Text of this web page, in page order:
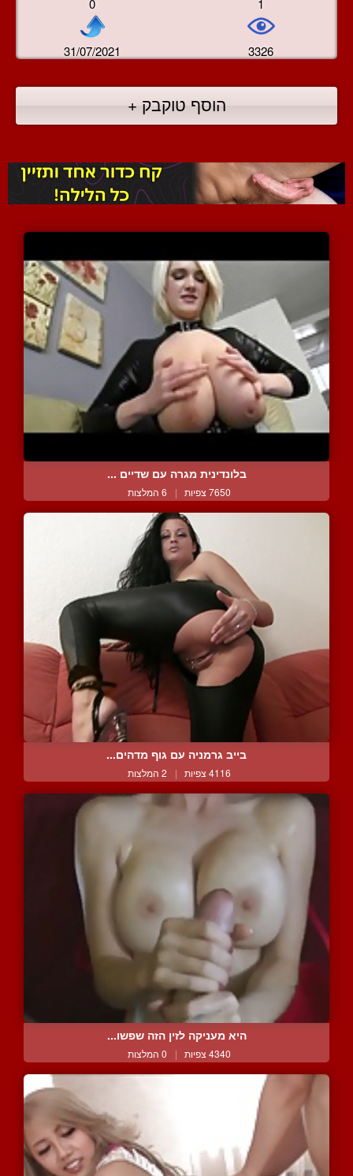
0 1
31/07/2021 3326
הוסף טוקבק +
בלונדינית מגרה עם שדיים ...
7650 צפיות | 6 המלצות
בייב גרמניה עם גוף מדהים...
4116 צפיות | 2 המלצות
היא מעניקה לזין הזה שפשו...
4340 צפיות | 0 המלצות